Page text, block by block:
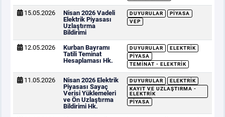
15.05.2026
Nisan 2026 Vadeli
Elektrik Piyasası
Uzlaştırma
Bildirimi
DUYURULAR
PIYASA
VEP
12.05.2026
Kurban Bayramı
Tatili Teminat
Hesaplaması Hk.
DUYURULAR
ELEKTRIK
PIYASA
TEMINAT - ELEKTRIK
11.05.2026
Nisan 2026 Elektrik
Piyasası Sayaç
Verisi Yüklemeleri
ve Ön Uzlaştırma
Bildirimi Hk.
DUYURULAR
ELEKTRIK
KAYIT VE UZLAŞTIRMA -
ELEKTRIK
PIYASA